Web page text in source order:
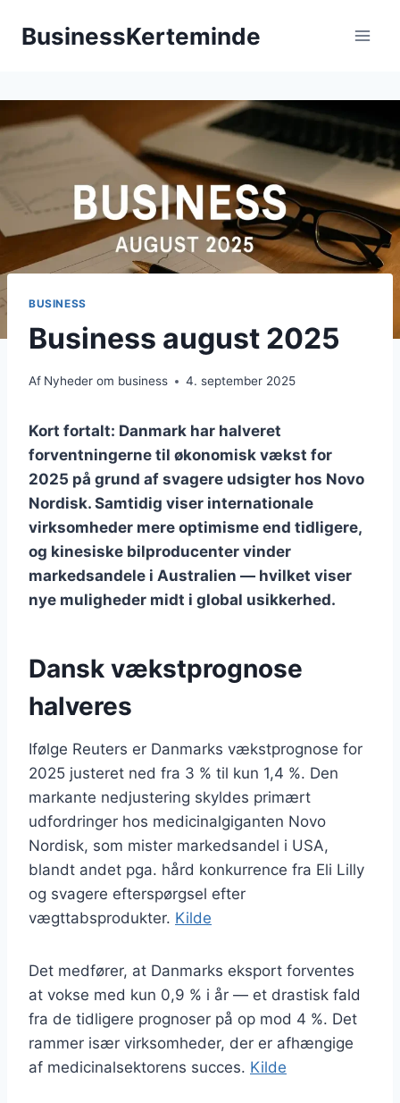
BusinessKerteminde
BUSINESS
Business august 2025
Af Nyheder om business 4. september 2025
Kort fortalt: Danmark har halveret
forventningerne til økonomisk vækst for
2025 på grund af svagere udsigter hos Novo
Nordisk. Samtidig viser internationale
virksomheder mere optimisme end tidligere,
og kinesiske bilproducenter vinder
markedsandele i Australien — hvilket viser
nye muligheder midt i global usikkerhed.
Dansk vækstprognose
halveres
Ifølge Reuters er Danmarks vækstprognose for
2025 justeret ned fra 3 % til kun 1,4 %. Den
markante nedjustering skyldes primært
udfordringer hos medicinalgiganten Novo
Nordisk, som mister markedsandel i USA,
blandt andet pga. hård konkurrence fra Eli Lilly
og svagere efterspørgsel efter
vægttabsprodukter. Kilde
Det medfører, at Danmarks eksport forventes
at vokse med kun 0,9 % i år — et drastisk fald
fra de tidligere prognoser på op mod 4 %. Det
rammer især virksomheder, der er afhængige
af medicinalsektorens succes. Kilde